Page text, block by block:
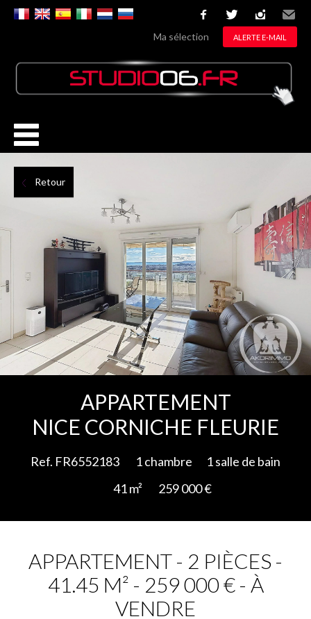
facebooktwitterinstagram
Email
Ma sélection ALERTE E-MAIL
Retour
APPARTEMENT
NICE CORNICHE FLEURIE
Ref. FR6552183 1 chambre
1 salle de bain
41 m²
259 000 €
APPARTEMENT - 2 PIÈCES -
41.45 M² - 259 000 € - À
VENDRE